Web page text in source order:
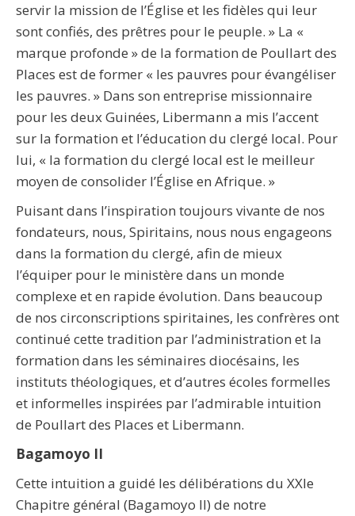
servir la mission de l’Église et les fidèles qui leur
sont confiés, des prêtres pour le peuple. » La «
marque profonde » de la formation de Poullart des
Places est de former « les pauvres pour évangéliser
les pauvres. » Dans son entreprise missionnaire
pour les deux Guinées, Libermann a mis l’accent
sur la formation et l’éducation du clergé local. Pour
lui, « la formation du clergé local est le meilleur
moyen de consolider l’Église en Afrique. »
Puisant dans l’inspiration toujours vivante de nos
fondateurs, nous, Spiritains, nous nous engageons
dans la formation du clergé, afin de mieux
l’équiper pour le ministère dans un monde
complexe et en rapide évolution. Dans beaucoup
de nos circonscriptions spiritaines, les confrères ont
continué cette tradition par l’administration et la
formation dans les séminaires diocésains, les
instituts théologiques, et d’autres écoles formelles
et informelles inspirées par l’admirable intuition
de Poullart des Places et Libermann.
Bagamoyo II
Cette intuition a guidé les délibérations du XXIe
Chapitre général (Bagamoyo II) de notre